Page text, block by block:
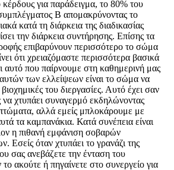
για παράδειγμα, το 80% του
Β απομακρύνοντας το
κατά τη διάρκεια της διαδικασίας
την διάρκεια συντήρησης. Επίσης τα
επιβαρύνουν περισσότερο το σώμα
ότι χρειαζόμαστε περισσότερα βασικά
αυτό που παίρνουμε στη καθημερινή μας
των ελλείψεων είναι το σώμα να
του διεργασίες. Αυτό έχει σαν
να χτυπάει συναγερμό εκδηλώνοντας
αλλά εμείς μπλοκάρουμε με
τα καμπανάκια. Κατά συνέπεια είναι
η πιθανή εμφάνιση σοβαρών
Εσείς όταν χτυπάει το γρανάζι της
σας ανεβάζετε την ένταση του
ακούτε ή πηγαίνετε στο συνεργείο για